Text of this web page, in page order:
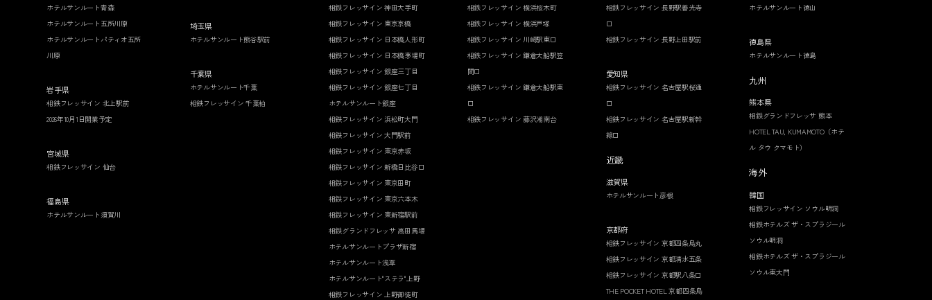
ホテルサンルート青森
ホテルサンルート五所川原
ホテルサンルートパティオ五所
川原
岩手県
相鉄フレッサイン 北上駅前
2026年10月1日開業予定
宮城県
相鉄フレッサイン 仙台
福島県
ホテルサンルート須賀川
埼玉県
ホテルサンルート熊谷駅前
千葉県
ホテルサンルート千葉
相鉄フレッサイン 千葉柏
相鉄フレッサイン 神田大手町
相鉄フレッサイン 東京京橋
相鉄フレッサイン 日本橋人形町
相鉄フレッサイン 日本橋茅場町
相鉄フレッサイン 銀座三丁目
相鉄フレッサイン 銀座七丁目
ホテルサンルート銀座
相鉄フレッサイン 浜松町大門
相鉄フレッサイン 大門駅前
相鉄フレッサイン 東京赤坂
相鉄フレッサイン 新橋日比谷口
相鉄フレッサイン 東京田町
相鉄フレッサイン 東京六本木
相鉄フレッサイン 東新宿駅前
相鉄グランドフレッサ 高田馬場
ホテルサンルートプラザ新宿
ホテルサンルート浅草
ホテルサンルート"ステラ"上野
相鉄フレッサイン 上野御徒町
相鉄フレッサイン 横浜桜木町
相鉄フレッサイン 横浜戸塚
相鉄フレッサイン 川崎駅東口
相鉄フレッサイン 鎌倉大船駅笠
間口
相鉄フレッサイン 鎌倉大船駅東
口
相鉄フレッサイン 藤沢湘南台
相鉄フレッサイン 長野駅善光寺
口
相鉄フレッサイン 長野上田駅前
愛知県
相鉄フレッサイン 名古屋駅桜通
口
相鉄フレッサイン 名古屋駅新幹
線口
近畿
滋賀県
ホテルサンルート彦根
京都府
相鉄フレッサイン 京都四条烏丸
相鉄フレッサイン 京都清水五条
相鉄フレッサイン 京都駅八条口
THE POCKET HOTEL 京都四条烏
ホテルサンルート徳山
徳島県
ホテルサンルート徳島
九州
熊本県
相鉄グランドフレッサ 熊本
HOTEL TAU, KUMAMOTO（ホテ
ル タウ クマモト）
海外
韓国
相鉄フレッサイン ソウル明洞
相鉄ホテルズ ザ・スプラジール
ソウル明洞
相鉄ホテルズ ザ・スプラジール
ソウル東大門